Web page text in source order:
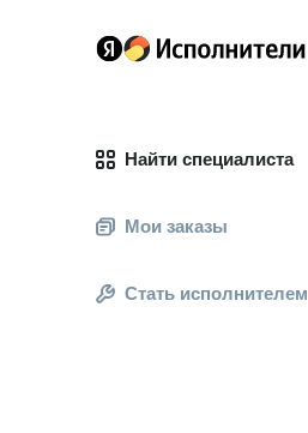
Найти специалиста
Мои заказы
Стать исполнителем